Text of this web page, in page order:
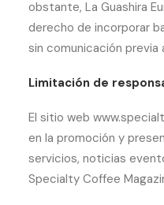
obstante, La Guashira
derecho de incorporar
sin comunicación previa
Limitación de
El sitio web
en la promoción y
servicios, noticias
Specialty Coffee